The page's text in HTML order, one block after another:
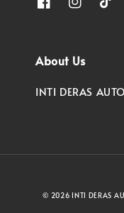
About Us
INTI DERAS
© 2026 INTI DERAS